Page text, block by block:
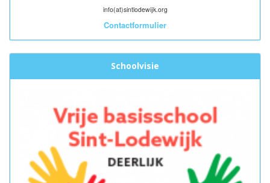
info(at)sintlodewijk.org
Contactformulier
Schoolvisie